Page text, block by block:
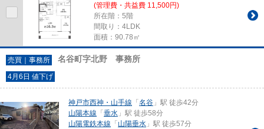
(管理費・共益費 11,500円)
所在階：5階
間取り：4LDK
面積：90.78㎡
売買｜事務所 名谷町字北野 事務所
4月6日 値下げ
神戸市西神・山手線 「 名谷 」駅 徒歩42分
山陽本線 「 垂水 」駅 徒歩58分
山陽電鉄本線 「 山陽垂水 」駅 徒歩57分